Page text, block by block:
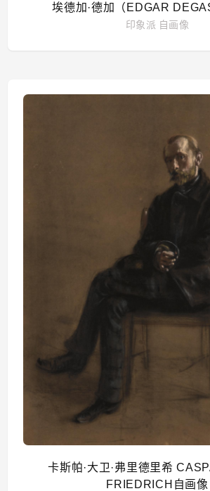
埃德加·德加（EDGAR
印象派 自画像
卡斯帕·大卫·弗里德里希
FRIEDRICH自画像